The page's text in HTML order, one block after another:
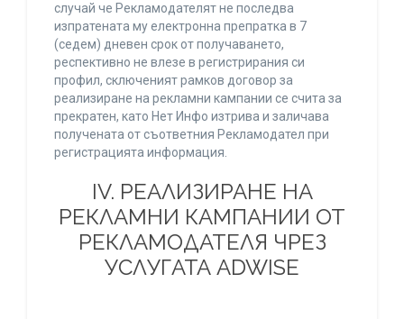
случай че Рекламодателят не последва
изпратената му електронна препратка в 7
(седем) дневен срок от получаването,
респективно не влезе в регистрирания си
профил, сключеният рамков договор за
реализиране на рекламни кампании се счита за
прекратен, като Нет Инфо изтрива и заличава
получената от съответния Рекламодател при
регистрацията информация.
IV. РЕАЛИЗИРАНЕ НА
РЕКЛАМНИ КАМПАНИИ ОТ
РЕКЛАМОДАТЕЛЯ ЧРЕЗ
УСЛУГАТА ADWISE